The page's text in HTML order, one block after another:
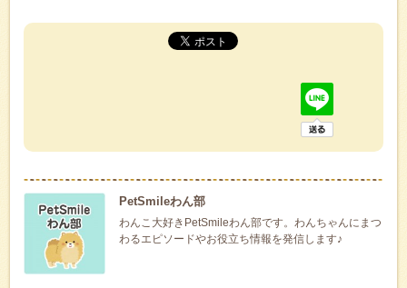
PetSmileわん部
わんこ大好きPetSmileわん部です。わんちゃんにまつ
わるエピソードやお役立ち情報を発信します♪